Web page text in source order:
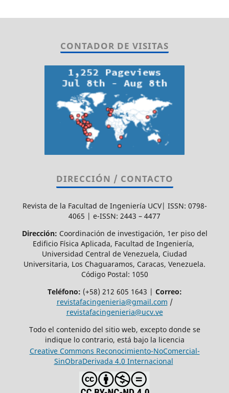
CONTADOR DE VISITAS
DIRECCIÓN / CONTACTO
Revista de la Facultad de Ingeniería UCV| ISSN: 0798-
4065 | e-ISSN: 2443 – 4477
Dirección: Coordinación de investigación, 1er piso del
Edificio Física Aplicada, Facultad de Ingeniería,
Universidad Central de Venezuela, Ciudad
Universitaria, Los Chaguaramos, Caracas, Venezuela.
Código Postal: 1050
Teléfono: (+58) 212 605 1643 | Correo:
revistafacingenieria@gmail.com /
revistafacingenieria@ucv.ve
Todo el contenido del sitio web, excepto donde se
indique lo contrario, está bajo la licencia
Creative Commons Reconocimiento-NoComercial-
SinObraDerivada 4.0 Internacional